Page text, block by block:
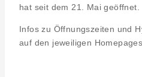
hat seit dem 21. Mai geöffnet.
Infos zu Öffnungszeiten und
auf den jeweiligen